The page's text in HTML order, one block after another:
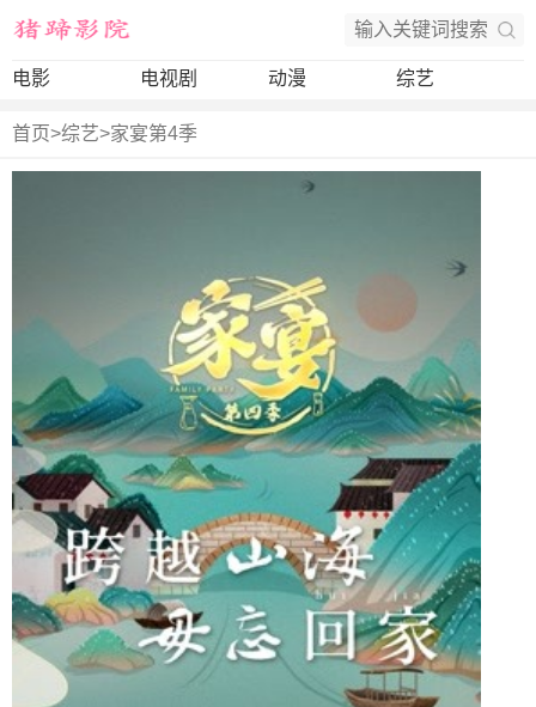
电影 电视剧 动漫 综艺
首页>综艺>家宴第4季